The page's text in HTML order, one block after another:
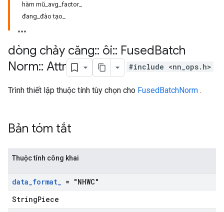
hàm mũ_avg_factor_
đang_đào tạo_
dòng chảy căng:: ôi:: FusedBatch
Norm:: Attr #include <nn_ops.h>
Trình thiết lập thuộc tính tùy chọn cho FusedBatchNorm .
Bản tóm tắt
Thuộc tính công khai
data_format_ = "NHWC"
StringPiece